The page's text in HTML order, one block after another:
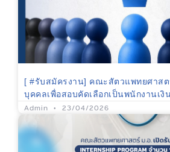
[ #รับสมัครงาน] คณะสัตวแพทยศาส
บุคคลเพื่อสอบคัดเลือกเป็นพนักงานเงิ
Admin 23/04/2026